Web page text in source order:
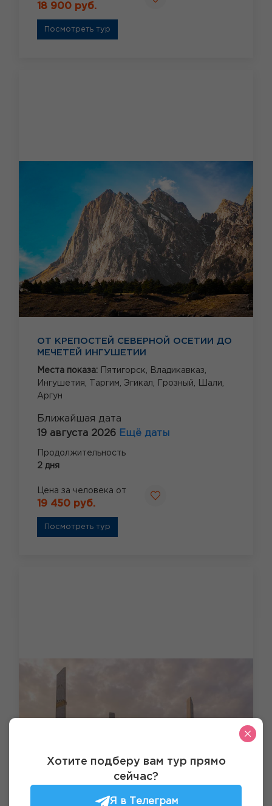
18 900 руб.
Посмотреть тур
ОТ КРЕПОСТЕЙ СЕВЕРНОЙ ОСЕТИИ ДО
МЕЧЕТЕЙ ИНГУШЕТИИ
Места показа: Пятигорск,
Владикавказ,
Ингушетия,
Таргим, Эгикал, Грозный,
Шали,
Аргун
Ближайшая дата
19 августа 2026 Ещё даты
Продолжительность
2 дня
Цена за человека от
19 450 руб.
Посмотреть тур
Хотите подберу вам тур прямо
сейчас?
Я в Телеграм